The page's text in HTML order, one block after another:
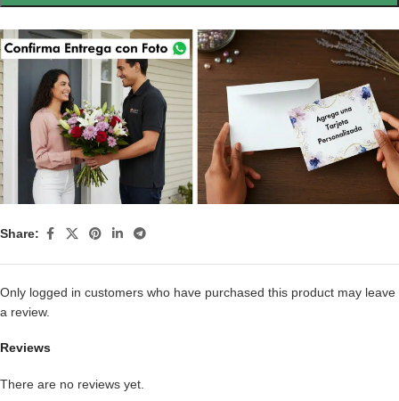
Share:
Reviews
There are no reviews yet.
Only logged in customers who have purchased this product may leave
a review.